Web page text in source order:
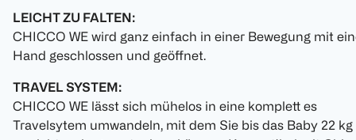
LEICHT ZU FALTEN:
CHICCO WE wird ganz einfach in einer Bewegung mit
Hand geschlossen und geöffnet.
TRAVEL SYSTEM:
CHICCO WE lässt sich mühelos in eine komplett es
Travelsytem umwandeln, mit dem Sie bis das Baby 22 kg